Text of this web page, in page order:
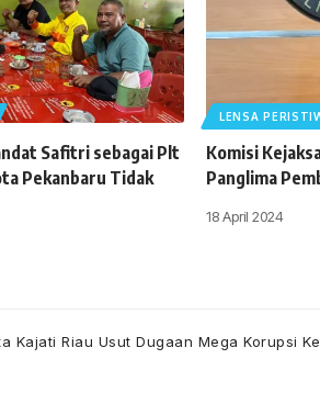
Safitri sebagai Plt
Pekanbaru Tidak
LENSA
Komisi
Panglima
18 April 2024
Kajati Riau Usut Dugaan Mega Korupsi